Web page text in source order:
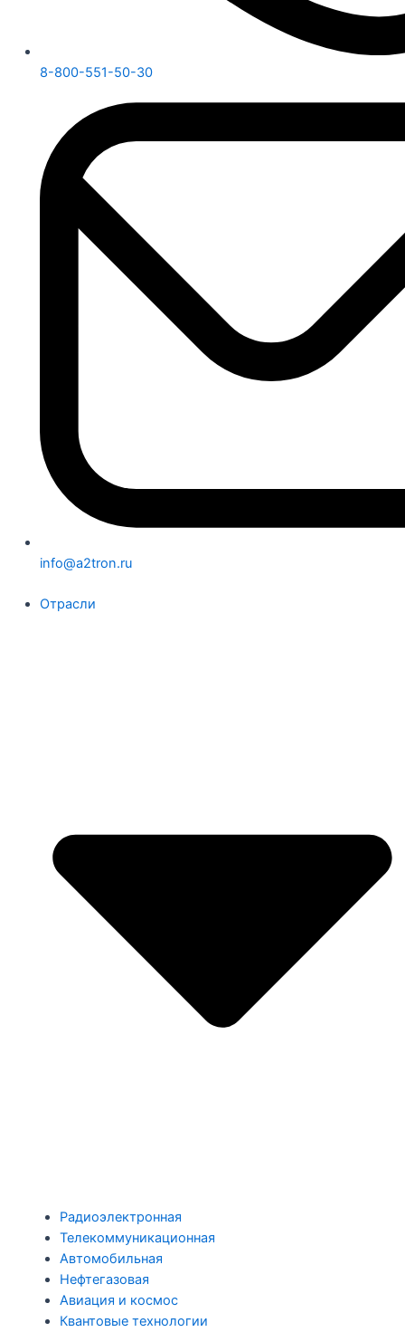
8-800-551-50-30
info@a2tron.ru
Отрасли
Радиоэлектронная
Телекоммуникационная
Автомобильная
Нефтегазовая
Авиация и космос
Квантовые технологии